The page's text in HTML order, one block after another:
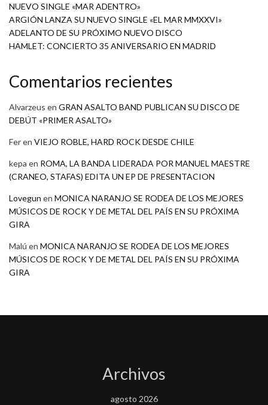
NUEVO SINGLE «MAR ADENTRO»
ARGIÓN LANZA SU NUEVO SINGLE «EL MAR MMXXVI»
ADELANTO DE SU PRÓXIMO NUEVO DISCO
HAMLET: CONCIERTO 35 ANIVERSARIO EN MADRID
Comentarios recientes
Alvarzeus en GRAN ASALTO BAND PUBLICAN SU DISCO DE
DEBÚT «PRIMER ASALTO»
Feren VIEJO ROBLE, HARD ROCK DESDE CHILE
kepa en ROMA, LA BANDA LIDERADA POR MANUEL MAESTRE
(CRANEO, STAFAS) EDITA UN EP DE PRESENTACION
Lovegun en MONICA NARANJO SE RODEA DE LOS MEJORES
MÚSICOS DE ROCK Y DE METAL DEL PAÍS EN SU PRÓXIMA
GIRA
Malú en MONICA NARANJO SE RODEA DE LOS MEJORES
MÚSICOS DE ROCK Y DE METAL DEL PAÍS EN SU PRÓXIMA
GIRA
Archivos
agosto 2026